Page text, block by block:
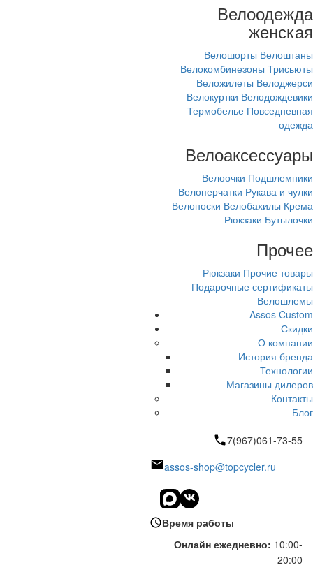
Велоодежда
женская
Велошорты Велоштаны
Велокомбинезоны Трисьюты
Веложилеты Велоджерси
Велокуртки Велодождевики
Термобелье Повседневная
одежда
Велоаксессуары
Велоочки Подшлемники
Велоперчатки Рукава и чулки
Велоноски Велобахилы Крема
Рюкзаки Бутылочки
Прочее
Рюкзаки Прочие товары
Подарочные сертификаты
Велошлемы
Assos Custom
Скидки
О компании
История бренда
Технологии
Магазины дилеров
Контакты
Блог
7(967)061-73-55
assos-shop@topcycler.ru
Время работы
Онлайн ежедневно: 10:00-
20:00